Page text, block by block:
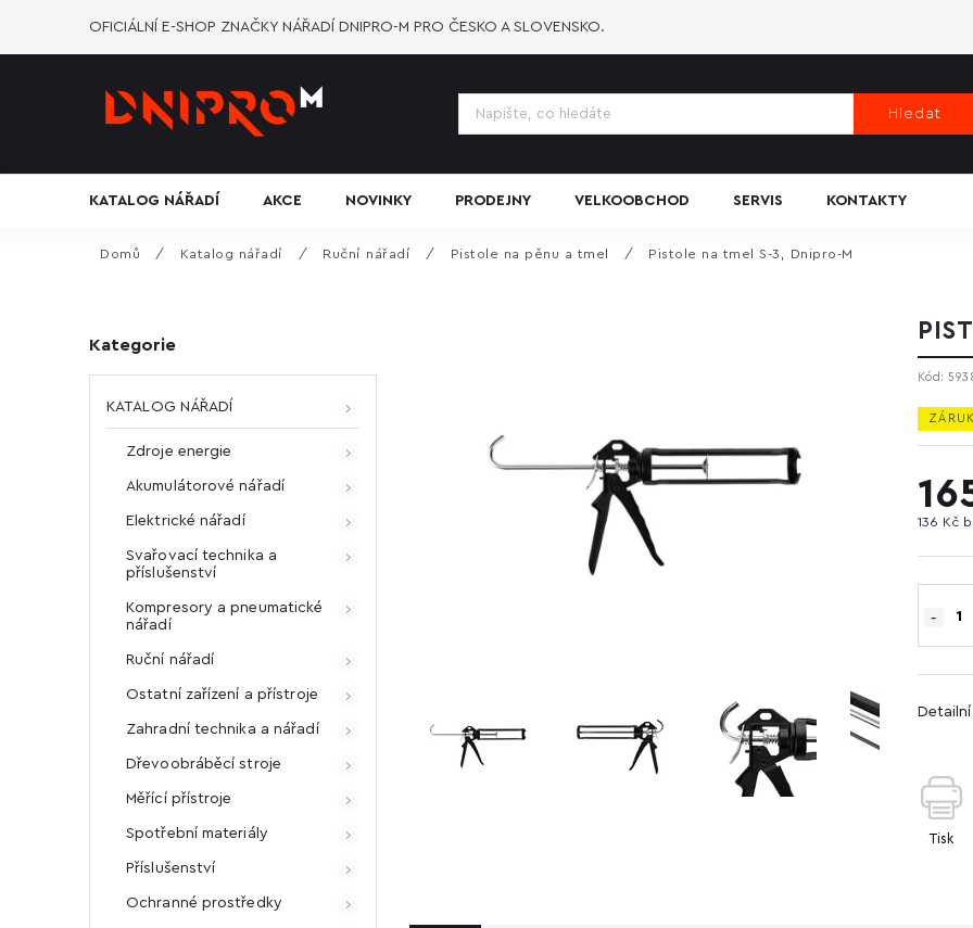
OFICIÁLNÍ E-SHOP ZNAČKY NÁŘADÍ DNIPRO-M PRO ČESKO A SLOVENSKO.
Hledat
KATALOG NÁŘADÍ AKCE NOVINKY PRODEJNY VELKOOBCHOD SERVIS KONTAKTY
Domů / Katalog nářadí / Ruční nářadí / Pistole na pěnu a tmel / Pistole na tmel S-3, Dnipro-M
Kategorie
KATALOG NÁŘADÍ
Zdroje energie
Akumulátorové nářadí
Elektrické nářadí
Svařovací technika a
příslušenství
Kompresory a pneumatické
nářadí
Ruční nářadí
Ostatní zařízení a přístroje
Zahradní technika a nářadí
Dřevoobráběcí stroje
Měřící přístroje
Spotřební materiály
Příslušenství
Ochranné prostředky
Kód:
136 Kč
Tisk